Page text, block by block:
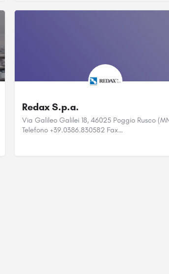
Redax S.p.a.
Via Galileo Galilei 18, 46025 Poggio Rusco
Telefono +39.0386.830582 Fax…